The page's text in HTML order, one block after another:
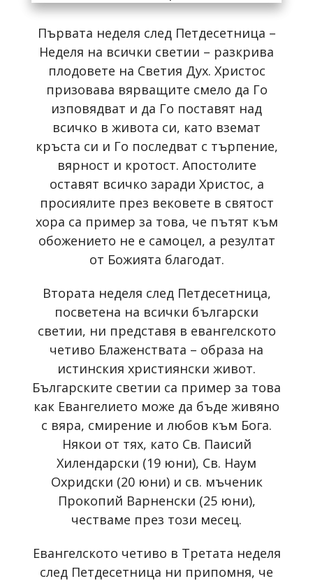
Първата неделя след Петдесетница –
Неделя на всички светии – разкрива
плодовете на Светия Дух. Христос
призовава вярващите смело да Го
изповядват и да Го поставят над
всичко в живота си, като вземат
кръста си и Го последват с търпение,
вярност и кротост. Апостолите
оставят всичко заради Христос, а
просиялите през вековете в святост
хора са пример за това, че пътят към
обожението не е самоцел, а резултат
от Божията благодат.
Втората неделя след Петдесетница,
посветена на всички български
светии, ни представя в евангелското
четиво Блаженствата – образа на
истинския християнски живот.
Българските светии са пример за това
как Евангелието може да бъде живяно
с вяра, смирение и любов към Бога.
Някои от тях, като Св. Паисий
Хилендарски (19 юни), Св. Наум
Охридски (20 юни) и св. мъченик
Прокопий Варненски (25 юни),
честваме през този месец.
Евангелското четиво в Третата неделя
след Петдесетница ни припомня, че